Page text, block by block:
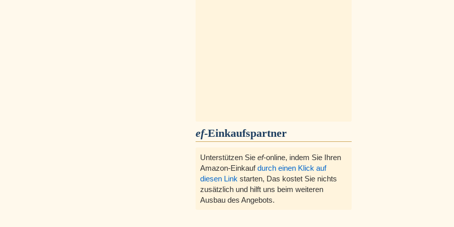
ef-Einkaufspartner
Unterstützen Sie ef-online, indem Sie Ihren
Amazon-Einkaufdurch einen Klick auf
diesen Link starten, Das kostet Sie nichts
zusätzlich und hilft uns beim weiteren
Ausbau des Angebots.